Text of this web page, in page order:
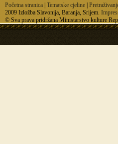
Početna stranica Tematske cjeline
2009 Izložba Slavonija, Baranja, Srijem.
© Sva prava pridržana Ministarstvo kulture